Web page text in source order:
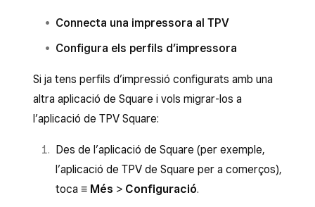
Connecta una impressora al TPV
Configura els perfils d’impressora
Si ja tens perfils d’impressió configurats amb una
altra aplicació de Square i vols migrar-los a
l’aplicació de TPV Square:
Des de l’aplicació de Square (per exemple,
l’aplicació de TPV de Square per a comerços),
toca ≡ Més > Configuració.